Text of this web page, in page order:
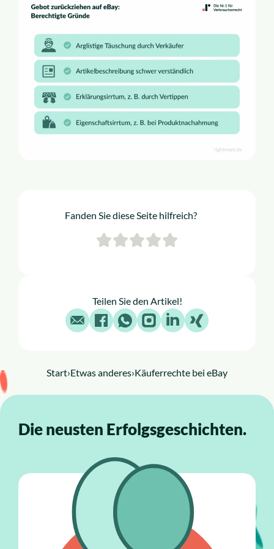
Fanden Sie diese Seite hilfreich?
Teilen Sie den Artikel!
E-MailFacebookWhatsAppInstagramLinkedIn
X
Start›Etwas anderes›Käuferrechte bei eBay
Die neusten Erfolgsgeschichten.